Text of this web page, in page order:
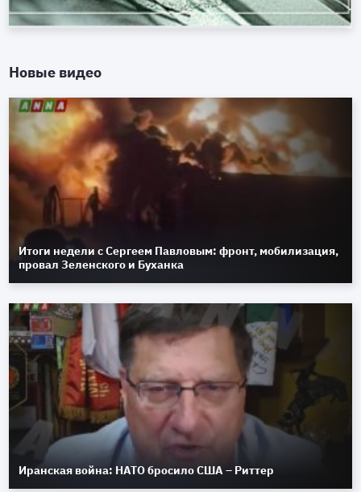
Новые видео
Итоги недели с Сергеем Павловым: фронт, мобилизация,
провал Зеленского и Буханка
Иранская война: НАТО бросило США – Риттер